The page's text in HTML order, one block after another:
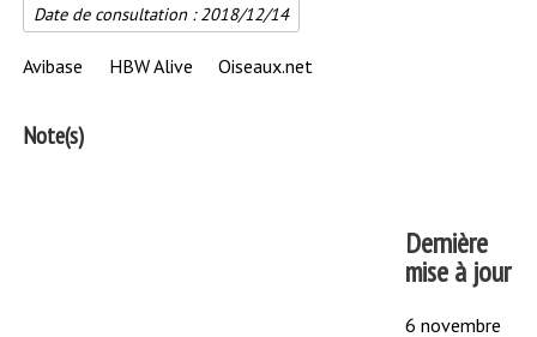
Date de consultation : 2018/12/14
Avibase HBW Alive Oiseaux.net
Note(s)
Dernière
mise à jour
6 novembre